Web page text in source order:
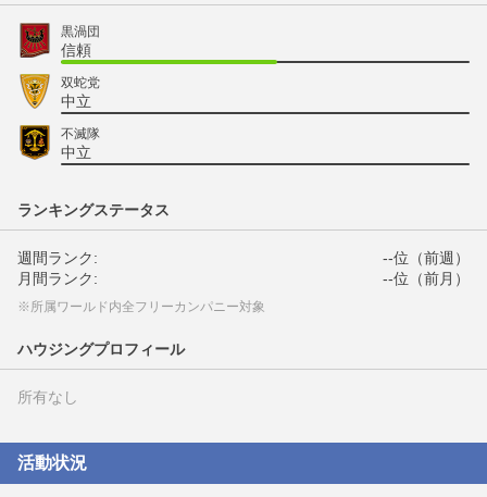
黒渦団
信頼
双蛇党
中立
不滅隊
中立
ランキングステータス
週間ランク:
--位（前週）
月間ランク:
--位（前月）
※所属ワールド内全フリーカンパニー対象
ハウジングプロフィール
所有なし
活動状況